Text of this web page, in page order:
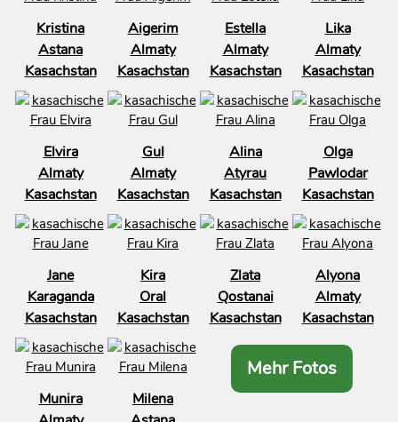
Kristina
Astana
Kasachstan
Aigerim
Almaty
Kasachstan
Estella
Almaty
Kasachstan
Lika
Almaty
Kasachstan
Elvira
Almaty
Kasachstan
Gul
Almaty
Kasachstan
Alina
Atyrau
Kasachstan
Olga
Pawlodar
Kasachstan
Jane
Karaganda
Kasachstan
Kira
Oral
Kasachstan
Zlata
Qostanai
Kasachstan
Alyona
Almaty
Kasachstan
Munira
Milena
Mehr Fotos